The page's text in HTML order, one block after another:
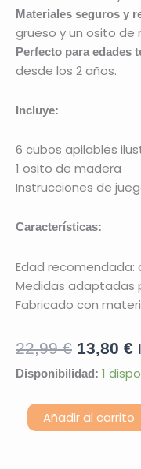
Materiales seguros y
grueso y un osito
Perfecto para edades
desde los 2 años.
Incluye:
6 cubos apilables
1 osito de madera
Instrucciones de
Características:
Edad recomendada:
Medidas adaptadas
Fabricado con
22,99€ El
precio
original
era:
13,80 €
Disponibilidad: 1
Juego
Mesa
Dónde
Añadir al carrito